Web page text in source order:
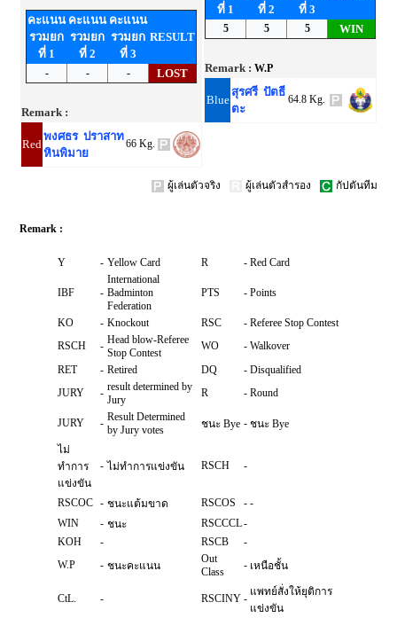
คะแนน
รวมยก
ที่ 1
คะแนน
รวมยก
ที่ 2
คะแนน
รวมยก
ที่ 3
RESULT
- - - LOST
Remark :
Red
พงศธร ปราสาท
หินพิมาย
66 Kg.
ที่ 1
ที่ 2
ที่ 3
5 5 5 WIN
Remark : W.P
Blue
สุรศรี ปัตธี
ตะ
64.8 Kg.
ผู้เล่นตัวจริง ผู้เล่นตัวสำรอง กัปตันทีม
Remark :
Y - Yellow Card R - Red Card
IBF -
International
Badminton
Federation
PTS - Points
KO - Knockout RSC - Referee Stop Contest
RSCH
- Head blow-Referee
Stop Contest
WO - Walkover
RET
- Retired DQ - Disqualified
JURY
- result determined by
Jury
R - Round
JURY - Result Determined
by Jury votes
ชนะ Bye - ชนะ Bye
ไม่
ทำการ
แข่งขัน
- ไม่ทำการแข่งขัน RSCH -
RSCOC - ชนะแต้มขาด RSCOS - -
WIN
- ชนะ RSCCCL-
KOH
- RSCB
-
W.P
- ชนะคะแนน
Out
Class
- เหนือชั้น
CtL. - RSCINY -
แพทย์สั่งให้ยุติการ
แข่งขัน